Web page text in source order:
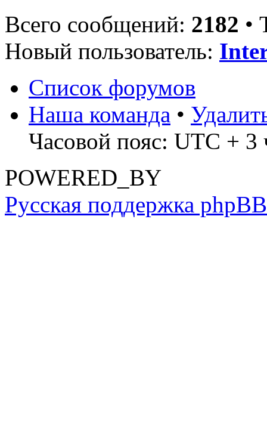
Всего сообщений: 2182 •
Новый пользователь:
Список форумов
Наша команда •
Часовой пояс: UTC + 3
POWERED_BY
Русская поддержка phpBB